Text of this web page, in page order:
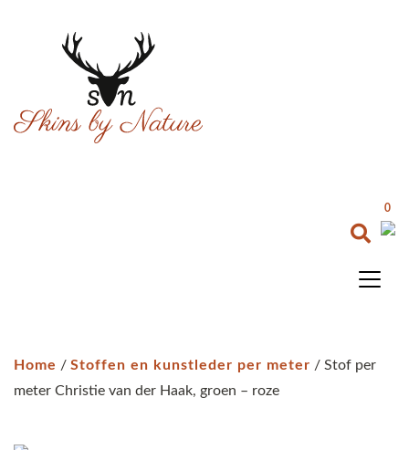
0
Home / Stoffen en kunstleder per meter / Stof per
meter Christie van der Haak, groen – roze